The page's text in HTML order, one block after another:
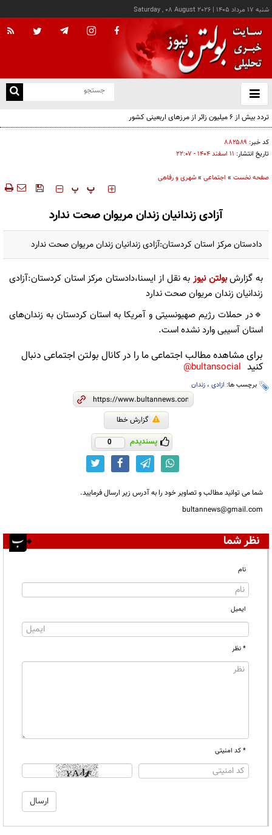
شنبه ۱۷ مرداد ۱۴۰۵ |
Saturday , 08 August 2026
باز
و
تردد بیش از ۶ میلیون زائر از مرزهای اربعینی کشور
کد خبر: ۸۸۲۵۸۹
تاریخ انتشار: ۱۱ اسفند ۱۴۰۴ - ۲۲:۰۷
صفحه نخست » اجتماعی »شهری و رفاهی
‍‍‍ پ پ
آزادی زندانیان زندان مریوان صحت ندارد
دادستان مرکز استان کردستان:آزادی زندانیان زندان مریوان صحت ندارد
به گزارشبولتن نیوز به نقل از ایسنا،دادستان مرکز استان کردستان:آزادی
زندانیان زندان مریوان صحت ندارد
🔹در حملات رژیم صهیونسیتی و آمریکا به استان کردستان به زندان‌های
استان آسیبی وارد نشده است.
برای مشاهده مطالب اجتماعی ما را در کانال بولتن اجتماعی دنبال
کنید bultansocial@
برچسب ها: ازادی ، زندان
گزارش خطا
پسندیدم 0
شما می توانید مطالب و تصاویر خود را به آدرس زیر ارسال فرمایید.
bultannews@gmail.com
نظر شما
نام
ایمیل
* نظر
* کد امنیتی